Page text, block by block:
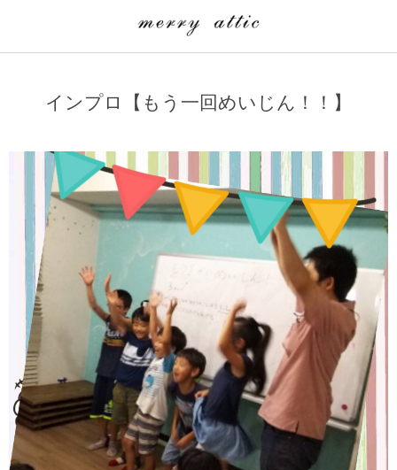
インプロ【もう一回めいじん！！】
merry attic ミュージッククラス